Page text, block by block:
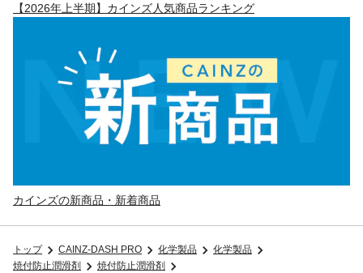
【2026年上半期】カインズ人気商品ランキング
カインズの新商品・新着商品
トップ CAINZ-DASH PRO 化学製品
化学製品
焼付防止潤滑剤
焼付防止潤滑剤